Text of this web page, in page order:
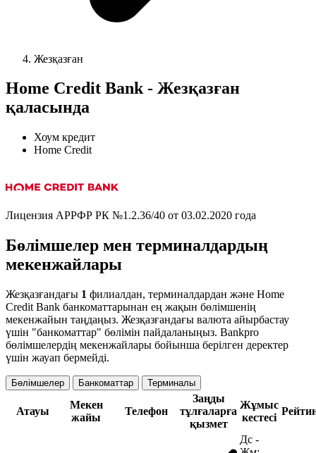
Жезқазған
Home Credit Bank - Жезқазған
қаласында
Хоум кредит
Home Credit
Лицензия АРРФР РК №1.2.36/40 от 03.02.2020 года
Бөлімшелер мен терминалдардың
мекенжайлары
Жезқазғандағы 1 филиалдан, терминалдардан және Home
Credit Bank банкоматтарынан ең жақын бөлімшенің
мекенжайын таңдаңыз. Жезқазғандағы валюта айырбастау
үшін "банкоматтар" бөлімін пайдаланыңыз. Bankpro
бөлімшелердің мекенжайлары бойынша берілген деректер
үшін жауап бермейді.
Бөлімшелер Банкоматтар Терминалы
Атауы
Мекен
жайы
Телефон
Заңды
тұлғаларға
қызмет
Жұмыс
кестесі
Дс -